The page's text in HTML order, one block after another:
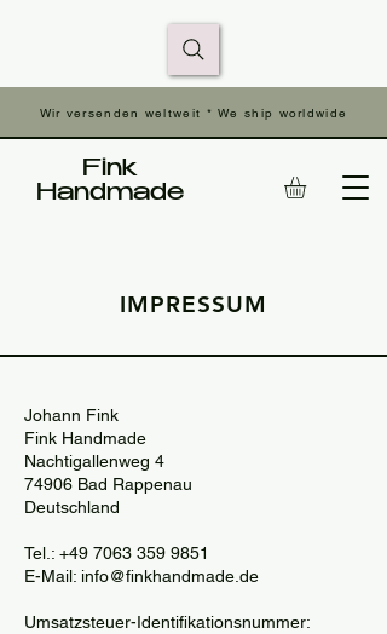
Wir versenden weltweit * We ship worldwide
Fink
Handmade
IMPRESSUM
Johann Fink
Fink Handmade
Nachtigallenweg 4
74906 Bad Rappenau
Deutschland
Tel.: +49 7063 359 9851
E-Mail: info@finkhandmade.de
Umsatzsteuer-Identifikationsnummer: